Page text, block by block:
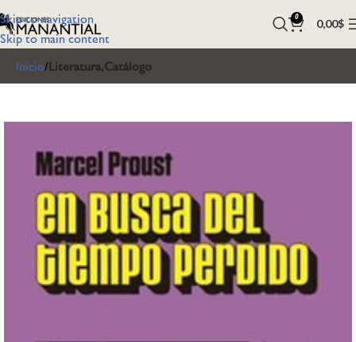
Skip to navigation
Skip to main content
0 0,00$
Inicio Literatura,Catálogo